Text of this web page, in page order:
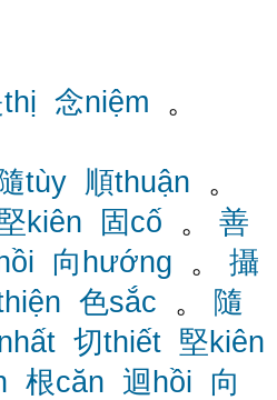
念niệm 。
tùy 順thuận 。
kiên 固cố 。 善
向hướng 。 攝
色sắc 。 隨
切thiết 堅kiên
根căn 迴hồi
向